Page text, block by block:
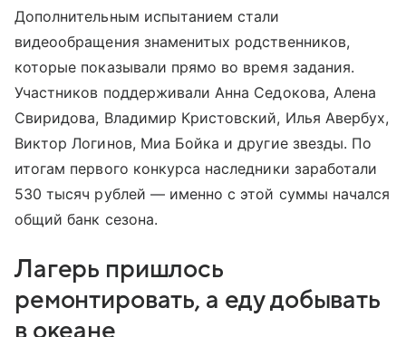
Дополнительным испытанием стали
видеообращения знаменитых родственников,
которые показывали прямо во время задания.
Участников поддерживали Анна Седокова, Алена
Свиридова, Владимир Кристовский, Илья Авербух,
Виктор Логинов, Миа Бойка и другие звезды. По
итогам первого конкурса наследники заработали
530 тысяч рублей — именно с этой суммы начался
общий банк сезона.
Лагерь пришлось
ремонтировать, а еду добывать
в океане